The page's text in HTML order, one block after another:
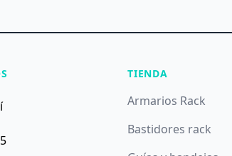
TIENDA
Armarios Rack
Bastidores rack